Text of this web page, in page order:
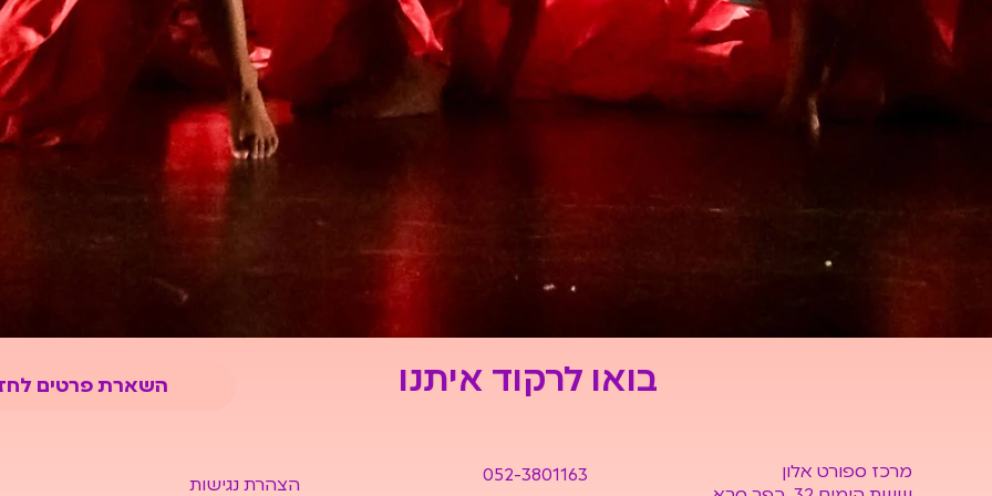
052-3801163
מרכז ספורט אלון
הצהרת נגישות
בואו לרקוד איתנו השארת פרטים